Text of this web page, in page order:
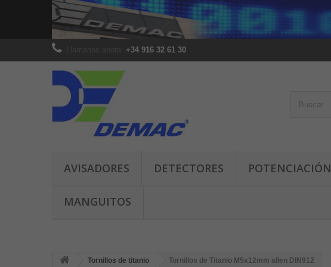
+34 916 32 61 30
AVISADORES DETECTORES POTENCIACIÓN
MANGUITOS
Tornillos de titanio Tornillos de Titanio M5x12mm allen DIN912